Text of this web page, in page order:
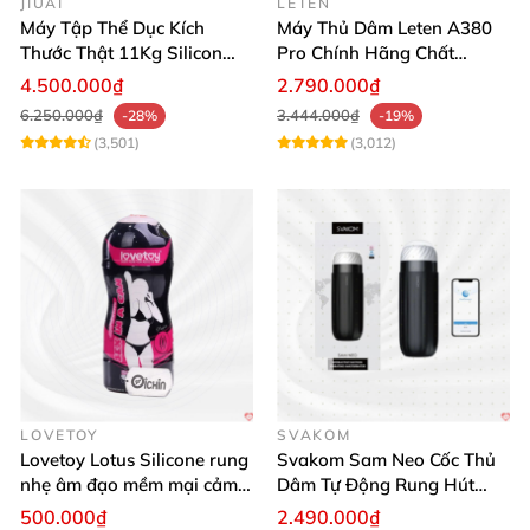
Máy Tập Thể Dục Kích
Thước Thật 11Kg Silicon
Cao Cấp Nhật Bản
4.500.000₫
6.250.000₫
-28%
(3,501)
Máy Thủ Dâm Leten A380
Pro Chính Hãng Chất
Lượng Cao
2.790.000₫
3.444.000₫
-19%
(3,012)
LOVETOY
Lovetoy Lotus Silicone rung
nhẹ âm đạo mềm mại cảm
giác thật
500.000₫
SVAKOM
Svakom Sam Neo Cốc Thủ
Dâm Tự Động Rung Hút
App Điều Khiển Xa
2.490.000₫